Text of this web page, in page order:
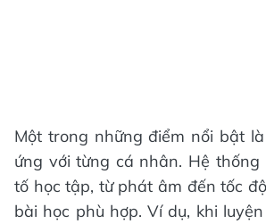
Một trong những điểm nổi bật
ứng với từng cá nhân. Hệ
tố học tập, từ phát âm đến tốc
bài học phù hợp. Ví dụ, khi